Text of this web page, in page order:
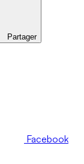
Partager
Facebook